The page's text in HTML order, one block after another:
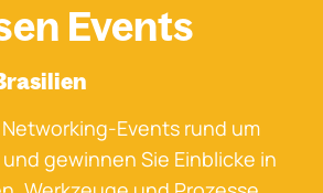
Events
Events rund um
gewinnen Sie Einblicke in